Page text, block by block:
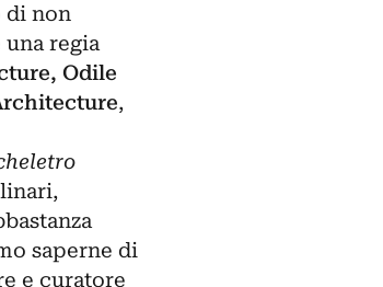
di non
regia
Odile
,
saperne di
e curatore